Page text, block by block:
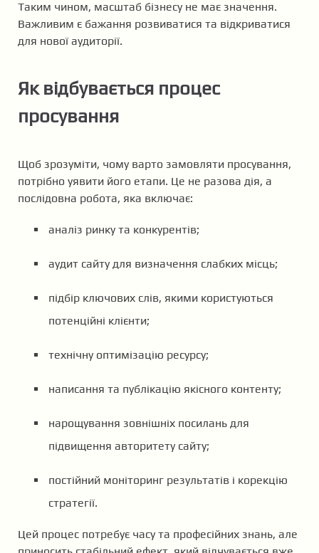
Таким чином, масштаб бізнесу не має значення.
Важливим є бажання розвиватися та відкриватися
для нової аудиторії.
Як відбувається процес
просування
Щоб зрозуміти, чому варто замовляти просування,
потрібно уявити його етапи. Це не разова дія, а
послідовна робота, яка включає:
аналіз ринку та конкурентів;
аудит сайту для визначення слабких місць;
підбір ключових слів, якими користуються
потенційні клієнти;
технічну оптимізацію ресурсу;
написання та публікацію якісного контенту;
нарощування зовнішніх посилань для
підвищення авторитету сайту;
постійний моніторинг результатів і корекцію
стратегії.
Цей процес потребує часу та професійних знань, але